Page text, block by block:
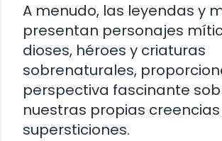
A menudo, las leyendas y
presentan personajes
dioses, héroes y criaturas
sobrenaturales,
perspectiva fascinante
nuestras propias
supersticiones.